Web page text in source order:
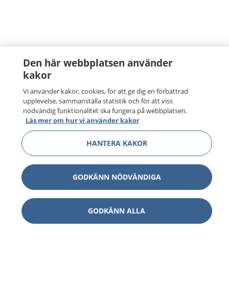
Den här webbplatsen använder
kakor
Vi använder kakor, cookies, för att ge dig en förbättrad
upplevelse, sammanställa statistik och för att viss
nödvändig funktionalitet ska fungera på webbplatsen.
Läs mer om hur vi använder kakor
HANTERA KAKOR
GODKÄNN NÖDVÄNDIGA
GODKÄNN ALLA